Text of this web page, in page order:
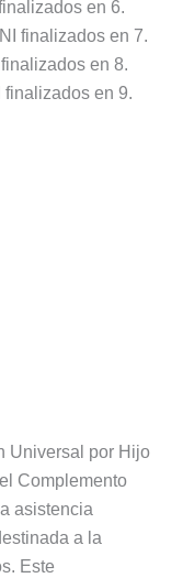
en 6.
finalizados en 7.
en 8.
en 9.
Universal por Hijo
Complemento
asistencia
a la
Este